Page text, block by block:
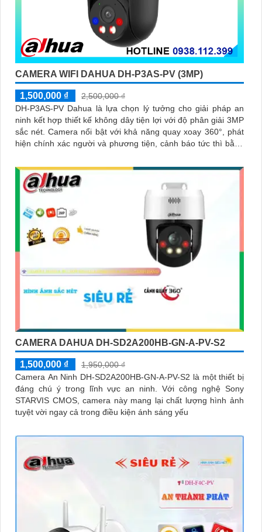
CAMERA WIFI DAHUA DH-P3AS-PV (3MP)
1,500,000 ₫
2,500,000 ₫
DH-P3AS-PV Dahua là lựa chọn lý tưởng cho giải pháp an
ninh kết hợp thiết kế không dây tiện lợi với độ phân giải 3MP
sắc nét. Camera nổi bật với khả năng quay xoay 360°, phát
hiện chính xác người và phương tiện, cảnh báo tức thì bằng
CAMERA DAHUA DH-SD2A200HB-GN-A-PV-S2
1,500,000 ₫
1,950,000 ₫
Camera An Ninh DH-SD2A200HB-GN-A-PV-S2 là một thiết bị
đáng chú ý trong lĩnh vực an ninh. Với công nghệ Sony
STARVIS CMOS, camera này mang lại chất lượng hình ảnh
tuyệt vời ngay cả trong điều kiện ánh sáng yếu